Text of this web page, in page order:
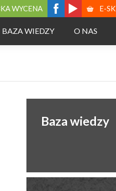
WYCENA E-
BAZA WIEDZY O NAS
Baza wiedzy